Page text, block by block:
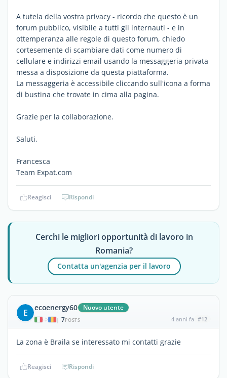
A tutela della vostra privacy - ricordo che questo è un
forum pubblico, visibile a tutti gli internauti - e in
ottemperanza alle regole di questo forum, chiedo
cortesemente di scambiare dati come numero di
cellulare e indirizzi email usando la messaggeria privata
messa a disposizione da questa piattaforma.
La messaggeria è accessibile cliccando sull'icona a forma
di bustina che trovate in cima alla pagina.
Grazie per la collaborazione.
Saluti,
Francesca
Team Expat.com
Reagisci Rispondi
Cerchi le migliori opportunità di lavoro in
Romania?
Contatta un'agenzia per il lavoro
E ecoenergy60 Nuovo utente
| 7POSTS 4 anni fa #12
La zona è Braila se interessato mi contatti grazie
Reagisci Rispondi